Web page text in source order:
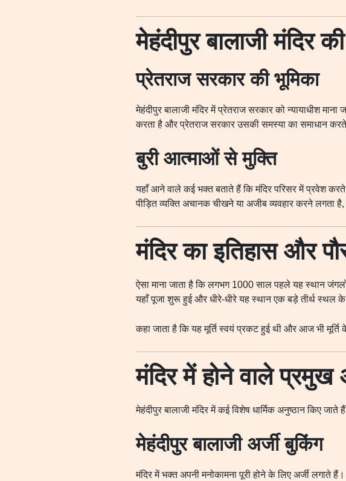
मेहंदीपुर बालाजी मंदिर
प्रेतराज सरकार की भूमिका
मेहंदीपुर बालाजी मंदिर में प्रेतराज सरकार को न्यायाधीश
करता है और प्रेतराज सरकार उसकी समस्या का समाधान
बुरी आत्माओं से मुक्ति
यहाँ आने वाले कई भक्त बताते हैं कि मंदिर परिसर में प्रवेश
पीड़ित व्यक्ति अचानक चीखने या अजीब व्यवहार करने लगता
मंदिर का इतिहास और
ऐसा माना जाता है कि लगभग 1000 साल पहले यह स्थान
यहाँ पूजा शुरू हुई और धीरे-धीरे यह स्थान एक बड़े तीर्थ स्थल के
कहा जाता है कि यह मूर्ति स्वयं प्रकट हुई थी और आज भी
मंदिर में होने वाले प्रमुख
मेहंदीपुर बालाजी मंदिर में कई विशेष धार्मिक अनुष्ठान किए
मेहंदीपुर बालाजी अर्जी बुकिंग
मंदिर में भक्त अपनी मनोकामना पूरी होने के लिए अर्जी